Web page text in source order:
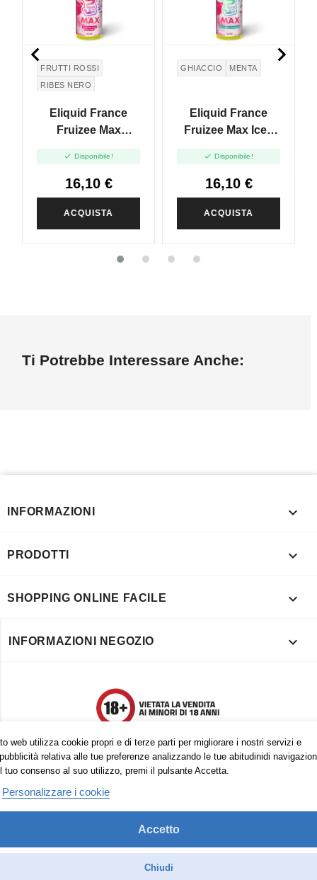
FRUTTI ROSSI
RIBES NERO
Eliquid France
Fruizee Max
Vape Shot - 10ml
 Disponibile!
16,10 €
ACQUISTA
GHIACCIO MENTA
Eliquid France
Fruizee Max Icee
10ml
 Disponibile!
16,10 €
ACQUISTA
 
Ti Potrebbe Interessare Anche:
web utilizza cookie propri e di terze parti per migliorare i nostri servizi e
relativa alle tue preferenze analizzando le tue abitudinidi
tuo consenso al suo utilizzo, premi il pulsante Accetta.
Personalizzare i cookie
Accetto
Chiudi
INFORMAZIONI 
PRODOTTI 
SHOPPING ONLINE FACILE 
INFORMAZIONI NEGOZIO 
Trovaci anche su: